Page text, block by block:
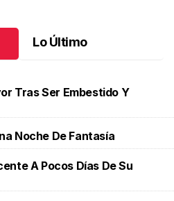
Lo Último
Tras Ser Embestido Y
Noche De Fantasía
A Pocos Días De Su